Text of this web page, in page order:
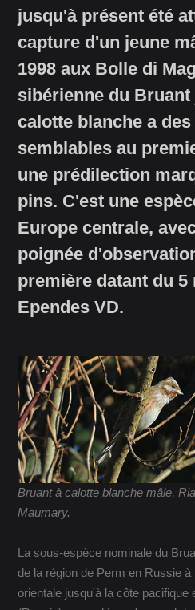
jusqu'à présent été
capture d'un jeune
1998 aux Bolle di
sibérienne du
calotte blanche a
semblables au
une prédilection
pins. C'est une
Europe centrale,
poignée
première datant du 5
Ependes VD.
Bruant à calotte blanche mâle,
Maumary.
La sous-espèce nominale du
de la région de Perm en Russie
orientale jusqu'à la côte pacifique